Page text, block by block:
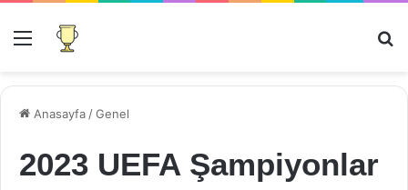
Menü
Anasayfa /Genel
2023 UEFA Şampiyonlar